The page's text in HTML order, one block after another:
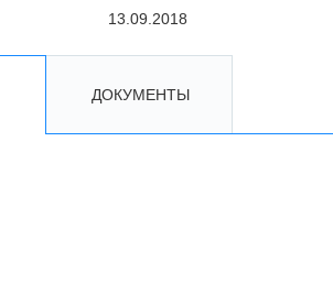
13.09.2018
ДОКУМЕНТЫ